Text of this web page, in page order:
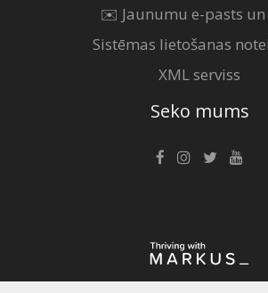
✉️ Jaunumu e-pasts un
Sistēmas lietošanas
XML serviss
Seko mums